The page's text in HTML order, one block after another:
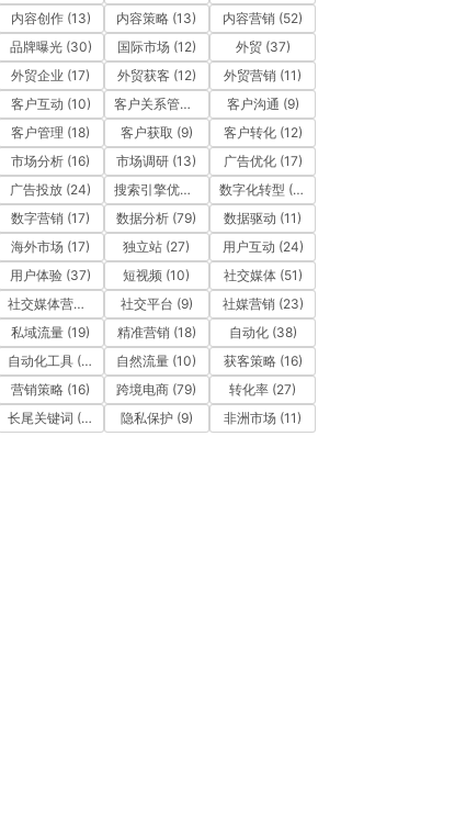
内容创作(13) 内容策略 (13) 内容营销 (52)
品牌曝光(30) 国际市场 (12) 外贸(37)
外贸企业 (17) 外贸获客(12) 外贸营销 (11)
客户互动 (10) 客户关系管理 客户沟通 (9)
客户管理 (18) 客户获取 (9) 客户转化(12)
市场分析 (16) 市场调研 (13) 广告优化(17)
广告投放 (24) 搜索引擎优化 (41)数字化转型 (19)
数字营销 (17) 数据分析 (79) 数据驱动 (11)
海外市场 (17) 独立站 (27) 用户互动 (24)
用户体验 (37) 短视频 (10) 社交媒体(51)
社交媒体营销
社交平台 (9) 社媒营销(23)
私域流量 (19) 精准营销(18) 自动化(38)
自动化工具 (11) 自然流量 (10) 获客策略(16)
营销策略 (16) 跨境电商 (79) 转化率 (27)
长尾关键词 (12) 隐私保护(9) 非洲市场 (11)